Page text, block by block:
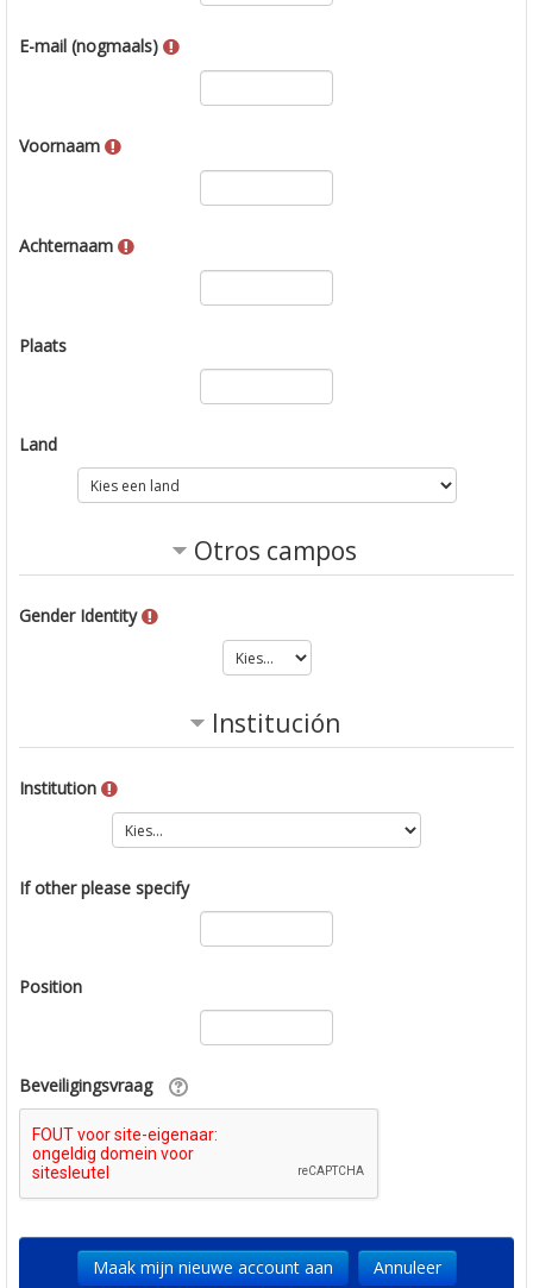
E-mail (nogmaals)
Voornaam
Achternaam
Plaats
Land
Otros campos
Gender Identity
Institución
Institution
If other please specify
Position
Beveiligingsvraag